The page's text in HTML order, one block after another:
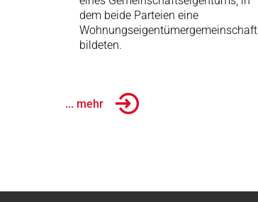
dem beide Parteien eine
Wohnungseigentümergemeinschaft
bildeten.
... mehr